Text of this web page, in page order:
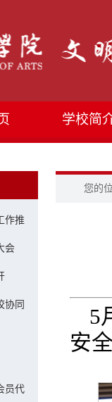
学校简
作推
会
协同
员代
您的
5
安